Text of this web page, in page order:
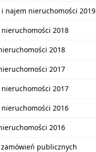
i najem nieruchomości 2019
nieruchomości 2018
2018
2017
nieruchomości 2017
nieruchomości 2016
2016
publicznych